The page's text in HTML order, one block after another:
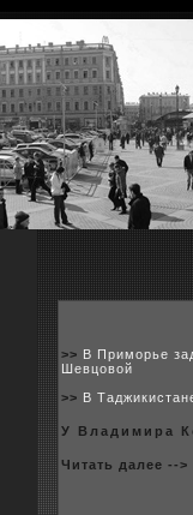
>> В Приморье
Шевцовой
>> В
У Владимира
Читать далее -->